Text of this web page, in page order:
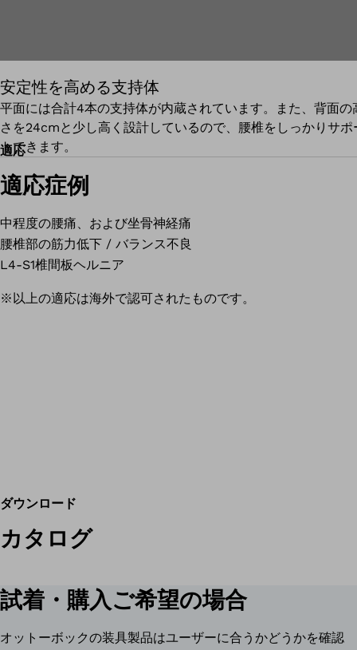
安定性を高める支持体
平面には合計4本の支持体が内蔵されています。また、背面の
さを24cmと少し高く設計しているので、腰椎をしっかりサポ
トできます。
適応
適応症例
中程度の腰痛、および坐骨神経痛
腰椎部の筋力低下 / バランス不良
L4-S1椎間板ヘルニア
※以上の適応は海外で認可されたものです。
ダウンロード
カタログ
試着・購入ご希望の場合
オットーボックの装具製品はユーザーに合うかどうかを確認